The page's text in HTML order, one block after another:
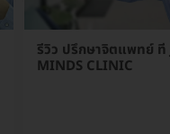
รีวิว ปรึกษาจิตแพทย์ ที่
MINDS CLINIC